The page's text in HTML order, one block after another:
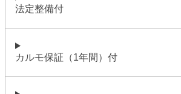
法定整備付
カルモ保証（1年間）付